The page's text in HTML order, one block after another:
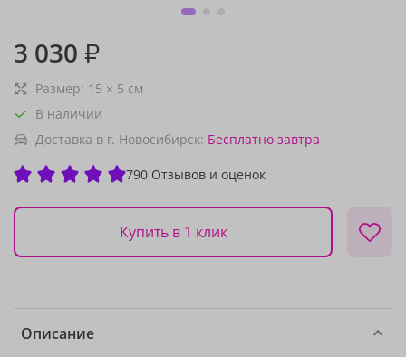
3 030 ₽
Размер: 15 × 5 см
В наличии
Доставка в г. Новосибирск: Бесплатно завтра
790 Отзывов и оценок
Купить в 1 клик
Описание